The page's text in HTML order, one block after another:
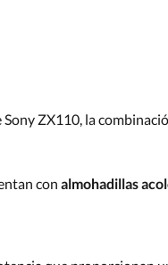
ZX110, la
con almohadillas